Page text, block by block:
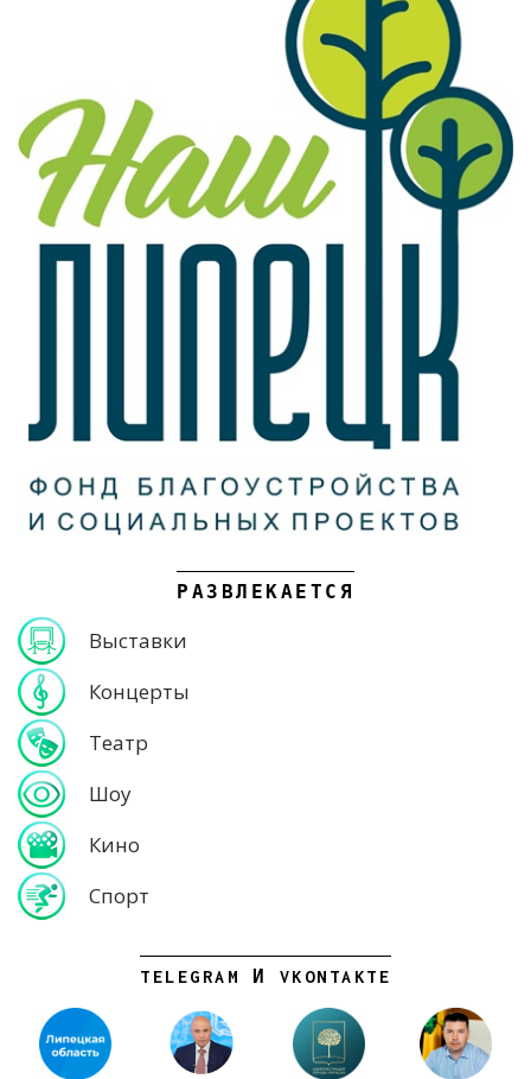
РАЗВЛЕКАЕТСЯ
Выставки
Концерты
Театр
Шоу
Кино
Спорт
TELEGRAM И VKONTAKTE